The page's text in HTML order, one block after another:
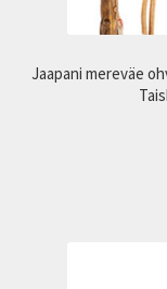
Jaapani mereväe